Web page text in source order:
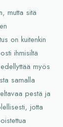
mutta sitä
on kuitenkin
ihmisiltä
myös
samalla
pestä ja
jotta